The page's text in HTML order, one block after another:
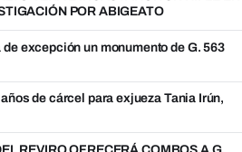
POR ABIGEATO
excepción un monumento de G. 563
de cárcel para exjueza Tania Irún,